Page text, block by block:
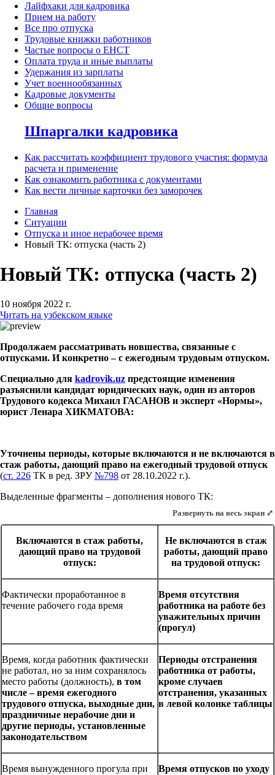
Лайфхаки для кадровика
Прием на работу
Все про отпуска
Трудовые книжки работников
Частые вопросы о ЕНСТ
Оплата труда и иные выплаты
Удержания из зарплаты
Учет военнообязанных
Кадровые документы
Общие вопросы
Шпаргалки кадровика
Как рассчитать коэффициент трудового участия: формула
расчета и применение
Как ознакомить работника с документами
Как вести личные карточки без заморочек
Главная
Ситуации
Отпуска и иное нерабочее время
Новый ТК: отпуска (часть 2)
Новый ТК: отпуска (часть 2)
10 ноября 2022 г.
Читать на узбекском языке
Продолжаем рассматривать новшества, связанные с
отпусками. И конкретно – с ежегодным трудовым отпуском.
Специально для kadrovik.uz предстоящие изменения
разъяснили кандидат юридических наук, один из авторов
Трудового кодекса Михаил ГАСАНОВ и эксперт «Нормы»,
юрист Ленара ХИКМАТОВА:
Уточнены периоды, которые включаются и не включаются в
стаж работы, дающий право на ежегодный трудовой отпуск
(ст. 226 ТК в ред. ЗРУ№798 от 28.10.2022 г.).
Выделенные фрагменты – дополнения нового ТК:
Включаются в стаж работы,
дающий право на трудовой
отпуск:
Не включаются в стаж
работы, дающий право
на трудовой отпуск:
Фактически проработанное в
течение рабочего года время
Время отсутствия
работника на работе без
уважительных причин
(прогул)
Время, когда работник фактически
не работал, но за ним сохранялось
место работы (должность), в том
числе – время ежегодного
трудового отпуска, выходные дни,
праздничные нерабочие дни и
другие периоды, установленные
законодательством
Периоды отстранения
работника от работы,
кроме случаев
отстранения, указанных
в левой колонке таблицы
Время вынужденного прогула при
Время отпусков по уходу
Развернуть на весь экран ⤢